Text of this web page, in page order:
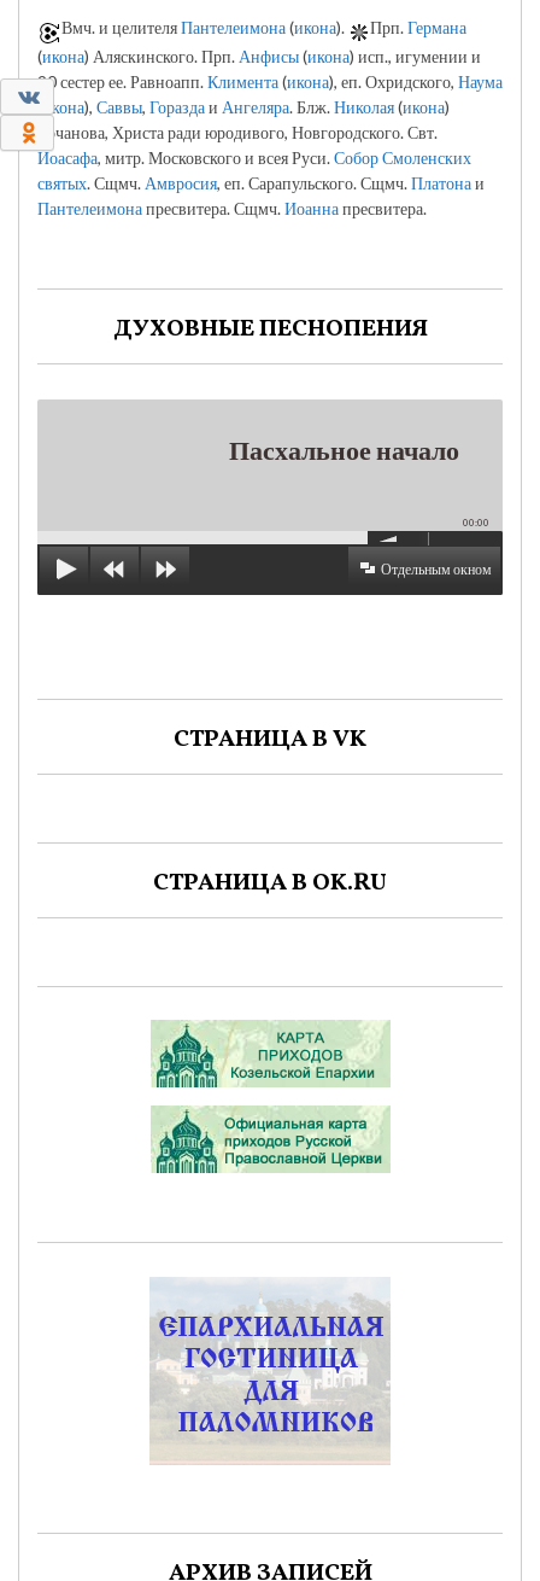
0
0
Вмч. и целителяПантелеимона(икона). Прп.Германа
(икона) Аляскинского. Прп. Анфисы(икона) исп., игумении и
90 сестер ее. Равноапп.Климента(икона), еп. Охридского, Наума
(
икона), Саввы, Гораздаи Ангеляра. Блж.Николая(икона)
Кочанова, Христа ради юродивого, Новгородского. Свт.
Иоасафа, митр. Московского и всея Руси.Собор Смоленских
святых. Сщмч. Амвросия, еп. Сарапульского. Сщмч.Платонаи
Пантелеимонапресвитера. Сщмч.Иоаннапресвитера.
ДУХОВНЫЕ ПЕСНОПЕНИЯ
Пасхальное начало
00:00
Отдельным окном
СТРАНИЦА В VK
СТРАНИЦА В OK.RU
АРХИВ ЗАПИСЕЙ